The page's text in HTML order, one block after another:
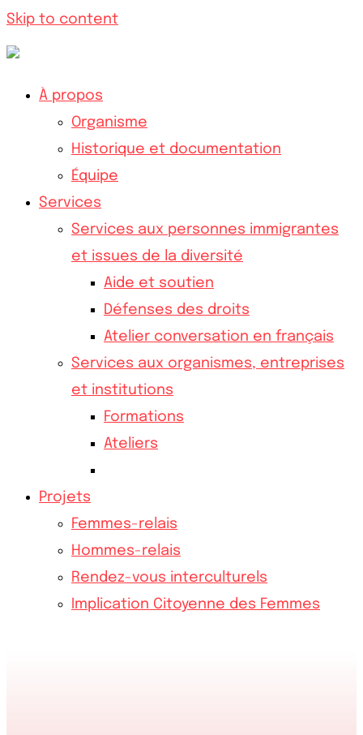
Skip to content
À propos
Organisme
Historique et documentation
Équipe
Services
Services aux personnes immigrantes
et issues de la diversité
Aide et soutien
Défenses des droits
Atelier conversation en français
Services aux organismes, entreprises
et institutions
Formations
Ateliers
Projets
Femmes-relais
Hommes-relais
Rendez-vous interculturels
Implication Citoyenne des Femmes